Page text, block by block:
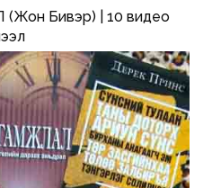
Бивэр) | 10 видео